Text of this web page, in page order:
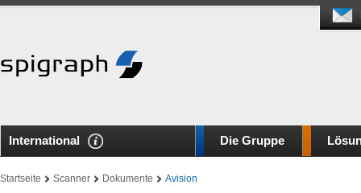
International Die Gruppe
Startseite Scanner Dokumente Avision